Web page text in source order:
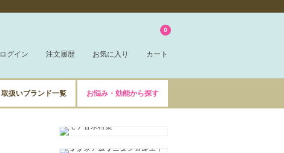
ログイン 注文履歴 お気に入り カート
0
取扱いブランド一覧 お悩み・効能から探す